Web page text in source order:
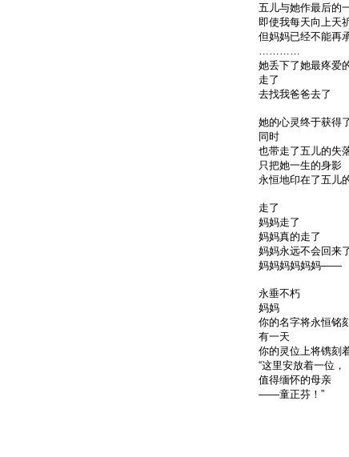
五儿与她作最后的
即使我每天向上天
但妈妈已经不能再
…………
她丢下了她最疼爱
走了
去找我爸爸去了
她的心灵终于获得
同时
也带走了五儿的失
只把她一生的身影
永恒地印在了五儿
走了
妈妈走了
妈妈真的走了
妈妈永远不会回来
妈妈妈妈妈妈——
永垂不朽
妈妈
你的名字将永恒铭
有一天
你的灵位上将镌刻
“这里安放着一位，
值得缅怀的母亲
——童正芬！”